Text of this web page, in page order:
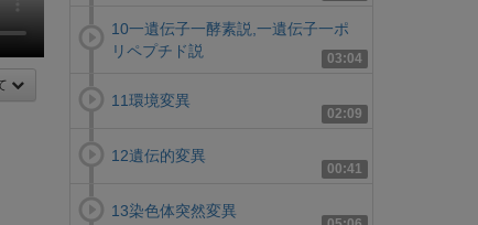
03:04
10一遺伝子一酵素説,一遺伝子一ポ
リペプチド説
02:09
11環境変異
00:41
12遺伝的変異
13染色体突然変異